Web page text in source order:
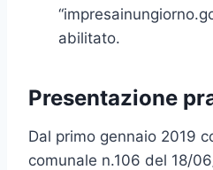
abilitato.
Presentazione
Dal primo gennaio 2019
comunale n.106 del 18/